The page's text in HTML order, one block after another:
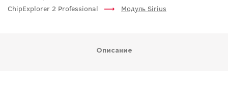
ChipExplorer 2 Professional
Модуль Sirius
Описание